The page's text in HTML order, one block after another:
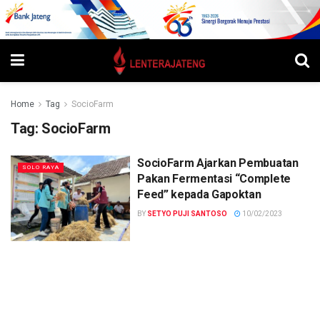
Home Tag SocioFarm
Tag: SocioFarm
SOLO RAYA
SocioFarm Ajarkan Pembuatan
Pakan Fermentasi “Complete
Feed” kepada Gapoktan
BY SETYO PUJI SANTOSO 10/02/2023